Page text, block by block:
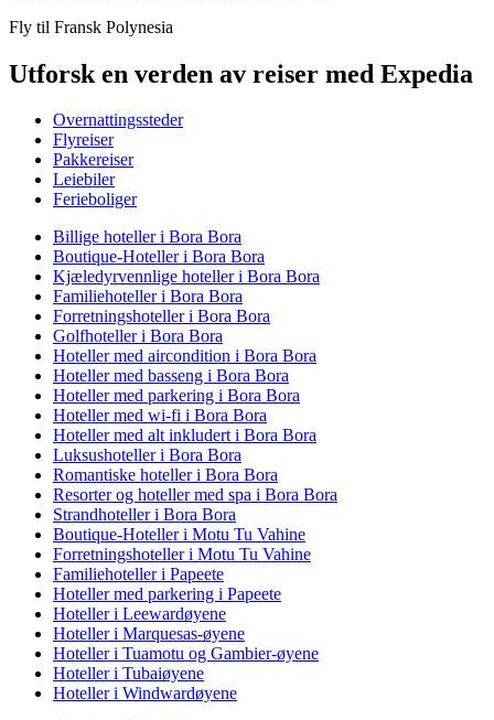
Fly til Fransk Polynesia
Utforsk en verden av reiser med Expedia
Overnattingssteder
Flyreiser
Pakkereiser
Leiebiler
Ferieboliger
Billige hoteller i Bora Bora
Boutique-Hoteller i Bora Bora
Kjæledyrvennlige hoteller i Bora Bora
Familiehoteller i Bora Bora
Forretningshoteller i Bora Bora
Golfhoteller i Bora Bora
Hoteller med aircondition i Bora Bora
Hoteller med basseng i Bora Bora
Hoteller med parkering i Bora Bora
Hoteller med wi-fi i Bora Bora
Hoteller med alt inkludert i Bora Bora
Luksushoteller i Bora Bora
Romantiske hoteller i Bora Bora
Resorter og hoteller med spa i Bora Bora
Strandhoteller i Bora Bora
Boutique-Hoteller i Motu Tu Vahine
Forretningshoteller i Motu Tu Vahine
Familiehoteller i Papeete
Hoteller med parkering i Papeete
Hoteller i Leewardøyene
Hoteller i Marquesas-øyene
Hoteller i Tuamotu og Gambier-øyene
Hoteller i Tubaiøyene
Hoteller i Windwardøyene